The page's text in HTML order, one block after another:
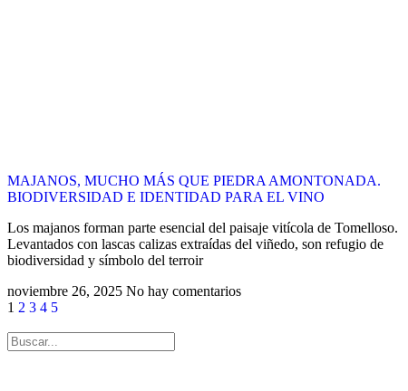
MAJANOS, MUCHO MÁS QUE PIEDRA AMONTONADA.
BIODIVERSIDAD E IDENTIDAD PARA EL VINO
Los majanos forman parte esencial del paisaje vitícola de Tomelloso.
Levantados con lascas calizas extraídas del viñedo, son refugio de
biodiversidad y símbolo del terroir
noviembre 26, 2025 No hay comentarios
1 2 3 4 5